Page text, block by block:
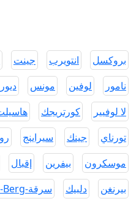
بروكسل انتويرب جينت
نامور
لوفين مونس
لا لوفيير
كورتريجك
تورناي
جينك سيراينج
موسكرون
بيفرين إقبال
بيرنغن
دلبيك سرقة-op-den-Berg